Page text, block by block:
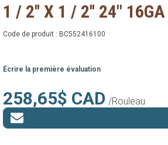
1 / 2'' X 1 / 2'' 24"
Code de produit : BC552416100
Écrire la première évaluation
258,65$ CAD /Rouleau